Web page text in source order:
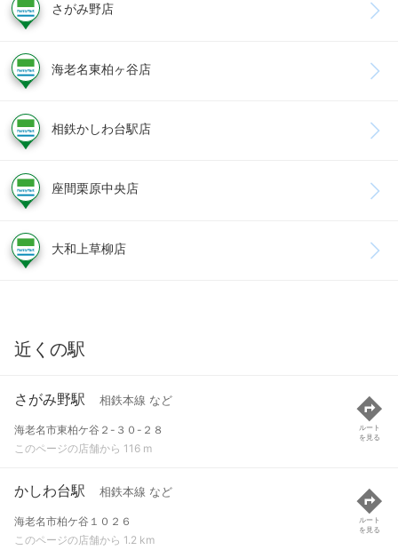
さがみ野店
海老名東柏ヶ谷店
相鉄かしわ台駅店
座間栗原中央店
大和上草柳店
近くの駅
さがみ野駅 相鉄本線 など
海老名市東柏ケ谷２-３０-２８
このページの店舗から 116 m
ルート
を見る
かしわ台駅 相鉄本線 など
海老名市柏ケ谷１０２６
このページの店舗から 1.2 km
ルート
を見る